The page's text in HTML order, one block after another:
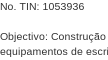
No. TIN: 1053936
Objectivo:
equipamentos de